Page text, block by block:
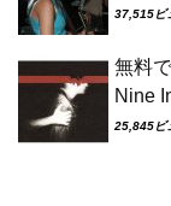
37,515ビ
無料
Nine
25,845ビ